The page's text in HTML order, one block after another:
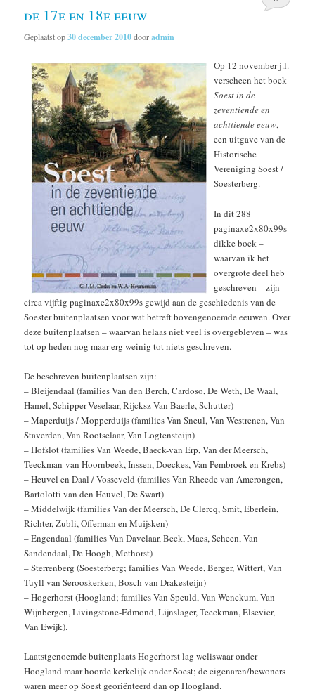
de 17e en 18e eeuw
Geplaatst op30 december 2010dooradmin
Op 12 november j.l.
verscheen het boek
Soest in de
zeventiende en
achttiende eeuw,
een uitgave van de
Historische
Vereniging Soest /
Soesterberg.
In dit 288
paginaxe2x80x99s
dikke boek –
waarvan ik het
overgrote deel heb
geschreven – zijn
circa vijftig paginaxe2x80x99s gewijd aan de geschiedenis van de
Soester buitenplaatsen voor wat betreft bovengenoemde eeuwen. Over
deze buitenplaatsen – waarvan helaas niet veel is overgebleven – was
tot op heden nog maar erg weinig tot niets geschreven.
De beschreven buitenplaatsen zijn:
– Bleijendaal (families Van den Berch, Cardoso, De Weth, De Waal,
Hamel, Schipper-Veselaar, Rijcksz-Van Baerle, Schutter)
– Maperduijs / Mopperduijs (families Van Sneul, Van Westrenen, Van
Staverden, Van Rootselaar, Van Logtensteijn)
– Hofslot (families Van Weede, Baeck-van Erp, Van der Meersch,
Teeckman-van Hoornbeek, Inssen, Doeckes, Van Pembroek en Krebs)
– Heuvel en Daal / Vosseveld (families Van Rheede van Amerongen,
Bartolotti van den Heuvel, De Swart)
– Middelwijk (families Van der Meersch, De Clercq, Smit, Eberlein,
Richter, Zubli, Offerman en Muijsken)
– Engendaal (families Van Davelaar, Beck, Maes, Scheen, Van
Sandendaal, De Hoogh, Methorst)
– Sterrenberg (Soesterberg; families Van Weede, Berger, Wittert, Van
Tuyll van Serooskerken, Bosch van Drakesteijn)
– Hogerhorst (Hoogland; families Van Speuld, Van Wenckum, Van
Wijnbergen, Livingstone-Edmond, Lijnslager, Teeckman, Elsevier,
Van Ewijk).
Laatstgenoemde buitenplaats Hogerhorst lag weliswaar onder
Hoogland maar hoorde kerkelijk onder Soest; de eigenaren/bewoners
waren meer op Soest georiënteerd dan op Hoogland.